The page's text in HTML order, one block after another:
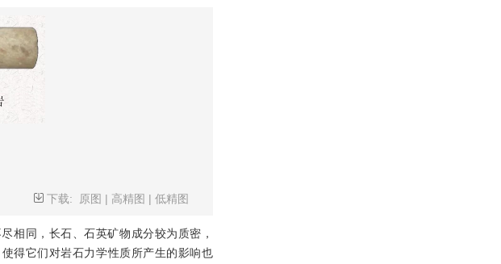
下载:
原图 | 高精图 |低精图
相同，长石、石英矿物成分较为质密，
得它们对岩石力学性质所产生的影响也